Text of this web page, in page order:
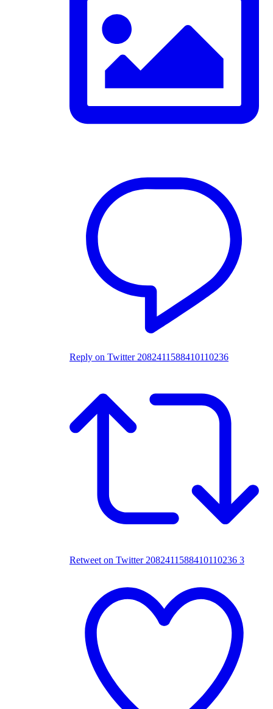
Reply on Twitter 2082411588410110236
Retweet on Twitter 2082411588410110236 3